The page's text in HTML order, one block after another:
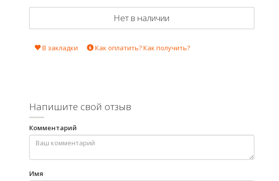
Нет в наличии
В закладки Как оплатить? Как получить?
Напишите свой отзыв
Комментарий
Имя